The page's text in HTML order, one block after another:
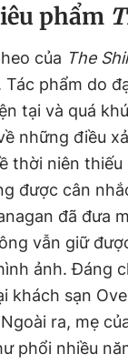
phẩm
của The
phẩm do
tại và quá
những điều
thời niên
được cân
đã đưa
vẫn giữ
ảnh. Đáng
khách sạn
ra, mẹ
phổi nhiều